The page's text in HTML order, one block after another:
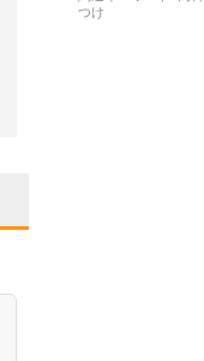
つけ